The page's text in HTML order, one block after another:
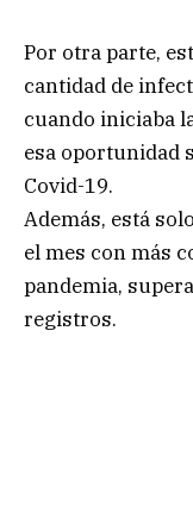
Por otra parte,
cantidad de
cuando iniciaba
esa oportunidad
Covid-19.
Además, está
el mes con más
pandemia,
registros.